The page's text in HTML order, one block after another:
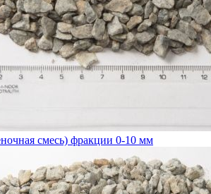
смесь) фракции 0-10 мм